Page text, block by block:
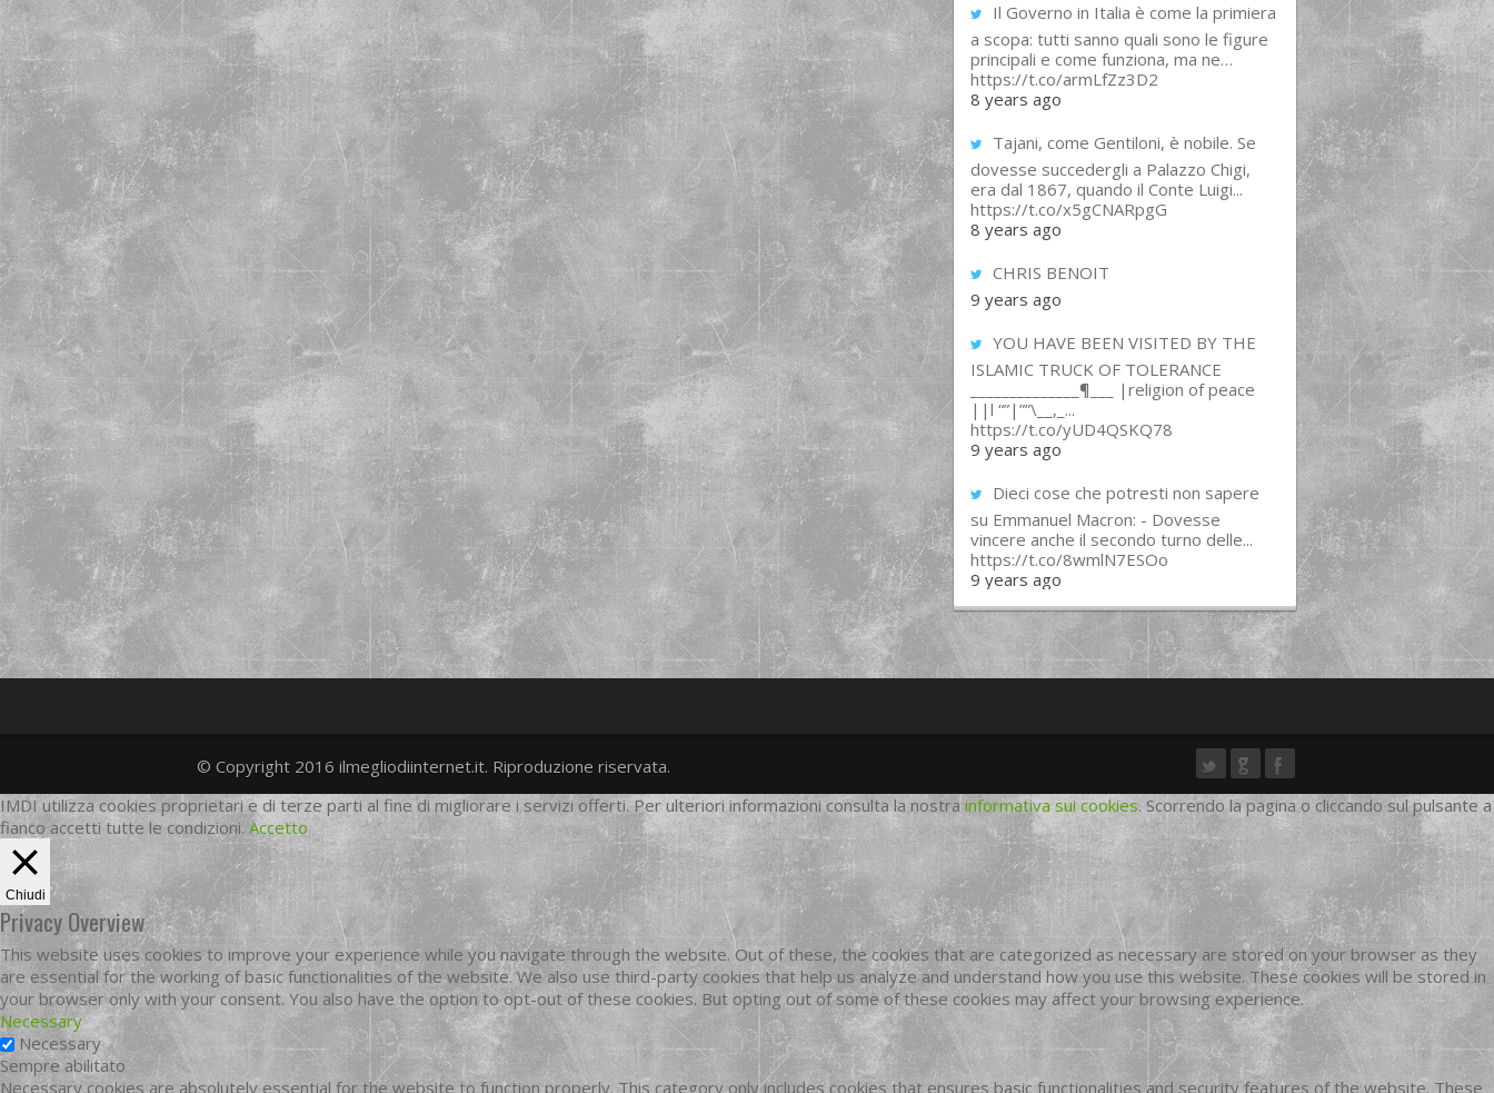
Il Governo in Italia è come la primiera
a scopa: tutti sanno quali sono le figure
principali e come funziona, ma ne…
https://t.co/armLfZz3D2
8 years ago
Tajani, come Gentiloni, è nobile. Se
dovesse succedergli a Palazzo Chigi,
era dal 1867, quando il Conte Luigi...
https://t.co/x5gCNARpgG
8 years ago
CHRIS BENOIT
9 years ago
YOU HAVE BEEN VISITED BY THE
ISLAMIC TRUCK OF TOLERANCE
______________¶___ |religion of peace
||l “”|””\__,_...
https://t.co/yUD4QSKQ78
9 years ago
Dieci cose che potresti non sapere
su Emmanuel Macron: - Dovesse
vincere anche il secondo turno delle...
https://t.co/8wmlN7ESOo
9 years ago
twittergoogleplus
facebook
© Copyright 2016 ilmegliodiinternet.it. Riproduzione riservata.
IMDI utilizza cookies proprietari e di terze parti al fine di migliorare i servizi offerti. Per ulteriori informazioni consulta la nostra informativa sui cookies. Scorrendo la pagina o cliccando sul pulsante a
fianco accetti tutte le condizioni. Accetto
Chiudi
Privacy Overview
This website uses cookies to improve your experience while you navigate through the website. Out of these, the cookies that are categorized as necessary are stored on your browser as they
are essential for the working of basic functionalities of the website. We also use third-party cookies that help us analyze and understand how you use this website. These cookies will be stored in
your browser only with your consent. You also have the option to opt-out of these cookies. But opting out of some of these cookies may affect your browsing experience.
Necessary
Necessary
Sempre abilitato
Necessary cookies are absolutely essential for the website to function properly. This category only includes cookies that ensures basic functionalities and security features of the website. These